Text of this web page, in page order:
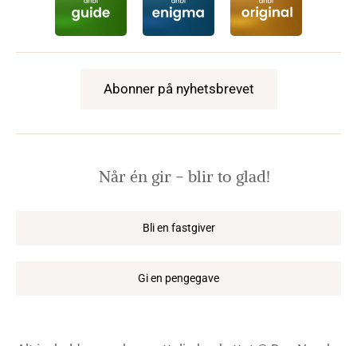
Abonner på nyhetsbrevet
Når én gir − blir to glad!
Bli en fastgiver
Gi en pengegave